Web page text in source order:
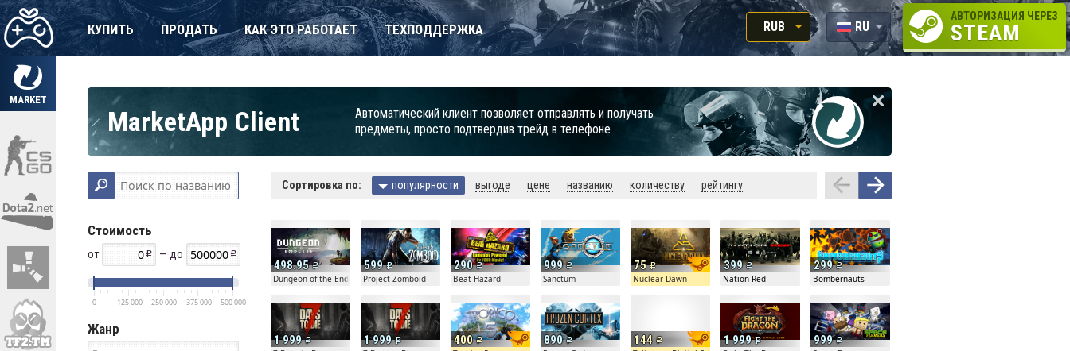
MARKET
КУПИТЬ ПРОДАТЬ КАК ЭТО РАБОТАЕТ ТЕХПОДДЕРЖКА
RUB
RUB
USD
EUR
RU
EN
АВТОРИЗАЦИЯ ЧЕРЕЗ
STEAM
MarketApp Client
Автоматический клиент позволяет отправлять и получать
предметы, просто подтвердив трейд в телефоне
Стоимость
от — до
0 125 000 250 000 375 000 500 000
Жанр
Сортировка по: популярности выгоде цене названию количеству рейтингу
498.95
Dungeon of the Endless™
599
Project Zomboid
290
Beat Hazard
999
Sanctum
75
Nuclear Dawn
399
Nation Red
299
Bombernauts
1 999 1 999 400 890 144 1 999 999